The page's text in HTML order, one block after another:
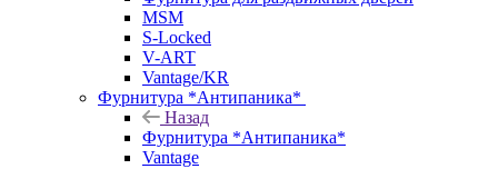
MSM
S-Locked
V-ART
Vantage/KR
Фурнитура *Антипаника*
Назад
Фурнитура *Антипаника*
Vantage